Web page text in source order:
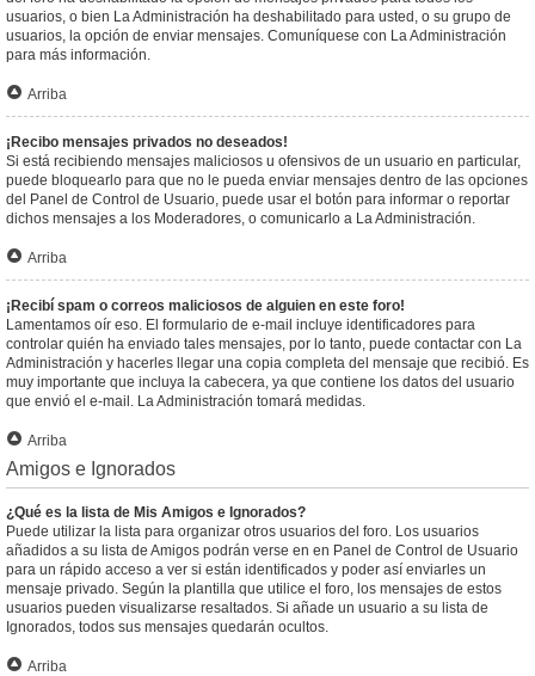
usuarios, o bien La Administración ha deshabilitado para usted, o su grupo de
usuarios, la opción de enviar mensajes. Comuníquese con La Administración
para más información.
Arriba
¡Recibo mensajes privados no deseados!
Si está recibiendo mensajes maliciosos u ofensivos de un usuario en particular,
puede bloquearlo para que no le pueda enviar mensajes dentro de las opciones
del Panel de Control de Usuario, puede usar el botón para informar o reportar
dichos mensajes a los Moderadores, o comunicarlo a La Administración.
Arriba
¡Recibí spam o correos maliciosos de alguien en este foro!
Lamentamos oír eso. El formulario de e-mail incluye identificadores para
controlar quién ha enviado tales mensajes, por lo tanto, puede contactar con La
Administración y hacerles llegar una copia completa del mensaje que recibió. Es
muy importante que incluya la cabecera, ya que contiene los datos del usuario
que envió el e-mail. La Administración tomará medidas.
Arriba
Amigos e Ignorados
¿Qué es la lista de Mis Amigos e Ignorados?
Puede utilizar la lista para organizar otros usuarios del foro. Los usuarios
añadidos a su lista de Amigos podrán verse en en Panel de Control de Usuario
para un rápido acceso a ver si están identificados y poder así enviarles un
mensaje privado. Según la plantilla que utilice el foro, los mensajes de estos
usuarios pueden visualizarse resaltados. Si añade un usuario a su lista de
Ignorados, todos sus mensajes quedarán ocultos.
Arriba